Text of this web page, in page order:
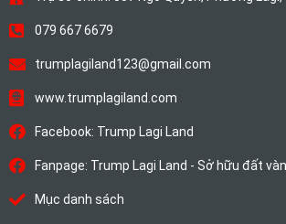
079 667 6679
trumplagiland123@gmail.com
www.trumplagiland.com
Facebook: Trump Lagi Land
Fanpage: Trump Lagi Land - Sở hữu đất
Mục danh sách